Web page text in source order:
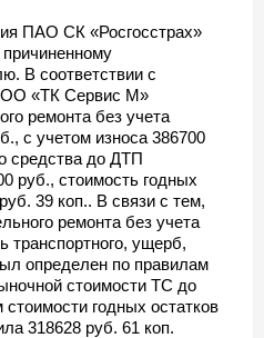
ПАО СК «Росгосстрах»
В соответствии с
«ТК Сервис М»
ремонта без учета
с учетом износа 386700
средства до ДТП
руб., стоимость годных
39 коп.. В связи с тем,
ремонта без учета
транспортного, ущерб,
определен по правилам
стоимости ТС до
годных остатков
318628 руб. 61 коп.